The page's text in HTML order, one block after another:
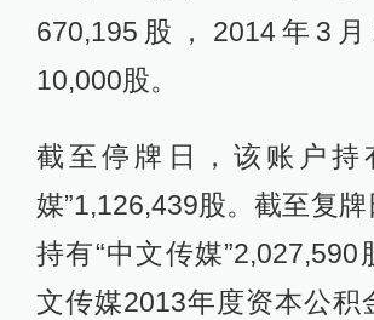
670,195股，2014年3
10,000股。
截至停牌日，该账户持
媒”1,126,439股。截至复
持有“中文传媒”2,027,590
文传媒2013年度资本公积